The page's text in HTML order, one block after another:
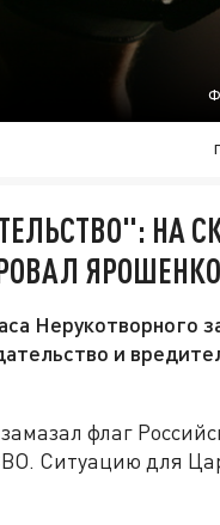
НА
ЯРОШЕНКО
Нерукотворного
и
флаг
Ситуацию для